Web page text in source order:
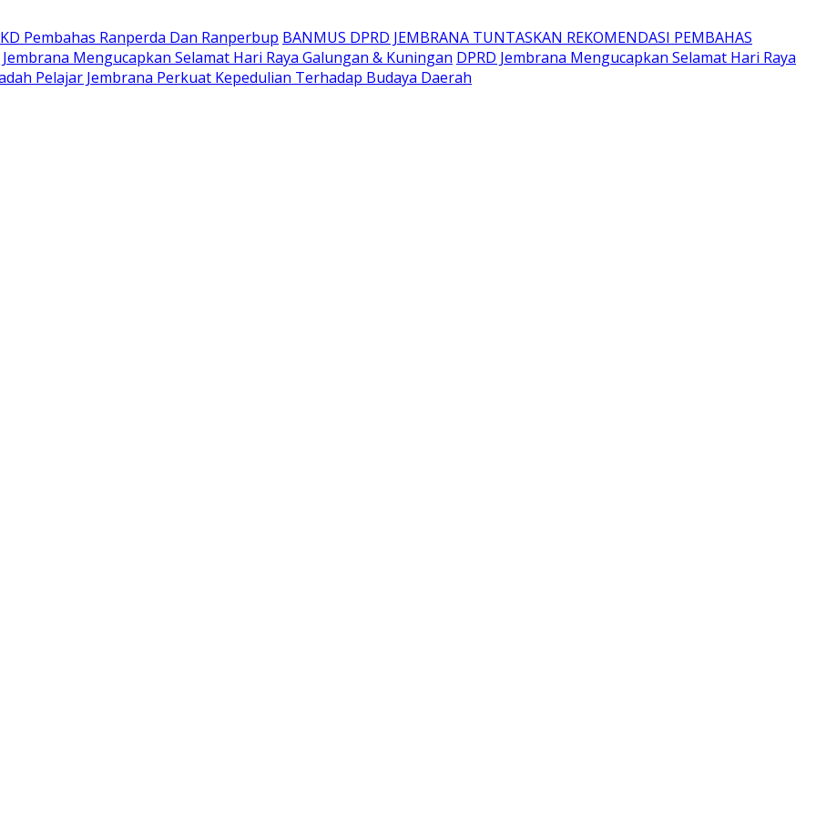
Pembahas Ranperda Dan Ranperbup BANMUS DPRD JEMBRANA TUNTASKAN REKOMENDASI PEMBAHAS
Mengucapkan Selamat Hari Raya Galungan & Kuningan DPRD Jembrana Mengucapkan Selamat Hari Raya
Pelajar Jembrana Perkuat Kepedulian Terhadap Budaya Daerah